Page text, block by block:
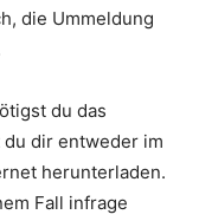
die Ummeldung
du das
du dir entweder im
herunterladen.
Fall infrage